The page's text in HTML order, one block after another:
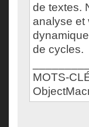
de textes.
analyse et
de cycles.
MOTS-